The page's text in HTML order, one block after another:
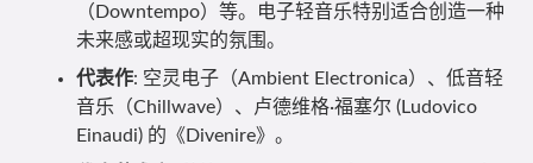
（Downtempo）等。电子轻音乐特别适合创造一种
未来感或超现实的氛围。
代表作: 空灵电子（Ambient Electronica）、低音轻
音乐（Chillwave）、卢德维格·福塞尔 (Ludovico
Einaudi) 的《Divenire》。